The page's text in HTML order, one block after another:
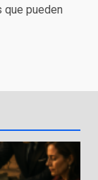
pueden